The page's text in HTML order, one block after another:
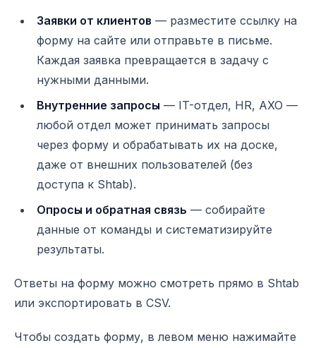
Заявки от клиентов — разместите ссылку на
форму на сайте или отправьте в письме.
Каждая заявка превращается в задачу с
нужными данными.
Внутренние запросы — IT-отдел, HR, АХО —
любой отдел может принимать запросы
через форму и обрабатывать их на доске,
даже от внешних пользователей (без
доступа к Shtab).
Опросы и обратная связь — собирайте
данные от команды и систематизируйте
результаты.
Ответы на форму можно смотреть прямо в Shtab
или экспортировать в CSV.
Чтобы создать форму, в левом меню нажимайте